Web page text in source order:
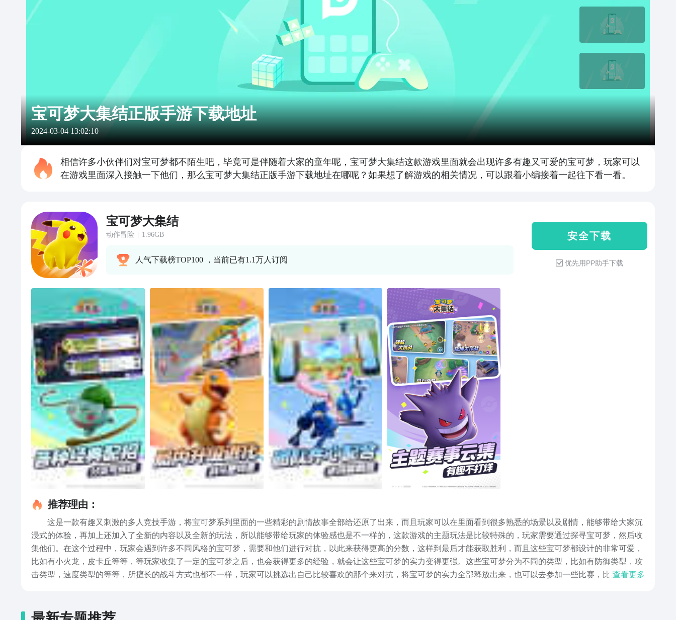
宝可梦大集结正版手游下载地址
2024-03-04 13:02:10
相信许多小伙伴们对宝可梦都不陌生吧，毕竟可是伴随着大家的童年呢，宝可梦大集结这款游戏里面就会出现许多有趣又可爱的宝可梦，玩家可以
在游戏里面深入接触一下他们，那么宝可梦大集结正版手游下载地址在哪呢？如果想了解游戏的相关情况，可以跟着小编接着一起往下看一看。
宝可梦大集结
动作冒险 1.96GB
人气下载榜TOP100 ，当前已有1.1万人订阅
安 全 下 载
优先用PP助手下载
推荐理由：
这是一款有趣又刺激的多人竞技手游，将宝可梦系列里面的一些精彩的剧情故事全部给还原了出来，而且玩家可以在里面看到很多熟悉的场景以及剧情，能够带给大家沉
浸式的体验，再加上还加入了全新的内容以及全新的玩法，所以能够带给玩家的体验感也是不一样的，这款游戏的主题玩法是比较特殊的，玩家需要通过探寻宝可梦，然后收
集他们。在这个过程中，玩家会遇到许多不同风格的宝可梦，需要和他们进行对抗，以此来获得更高的分数，这样到最后才能获取胜利，而且这些宝可梦都设计的非常可爱，
比如有小火龙，皮卡丘等等，等玩家收集了一定的宝可梦之后，也会获得更多的经验，就会让这些宝可梦的实力变得更强。这些宝可梦分为不同的类型，比如有防御类型，攻
击类型，速度类型的等等，所擅长的战斗方式也都不一样，玩家可以挑选出自己比较喜欢的那个来对抗，将宝可梦的实力全部释放出来，也可以去参加一些比赛，比如说道馆
要体验的话，赶快点击上方链接去下载吧。
查看更多